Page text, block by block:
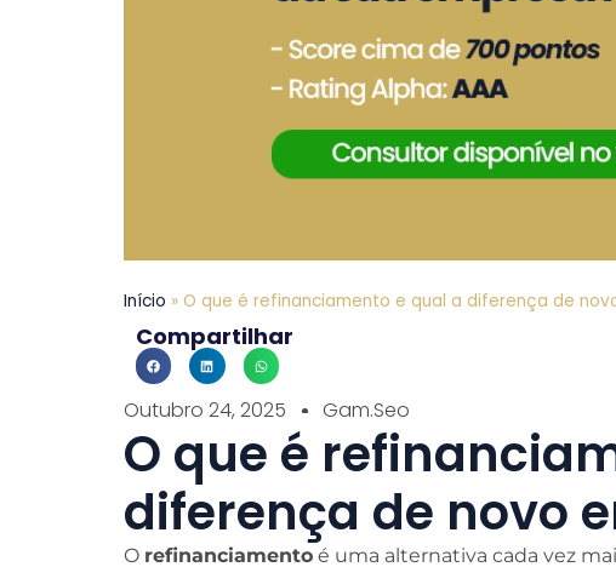
Início » O que é refinanciamento e qual a diferença de
Compartilhar
Outubro 24, 2025 Gam.seo
O que é
diferença de novo
O refinanciamento é uma alternativa cada vez